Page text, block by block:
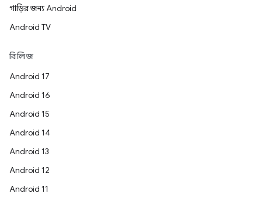
গাড়ির জন্য Android
Android TV
রিলিজ
Android 17
Android 16
Android 15
Android 14
Android 13
Android 12
Android 11